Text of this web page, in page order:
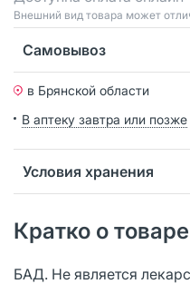
Bнешний вид товара может
Самовывоз
в Брянской области
В аптеку завтра или позже
Условия хранения
Кратко о товаре
БАД. Не является